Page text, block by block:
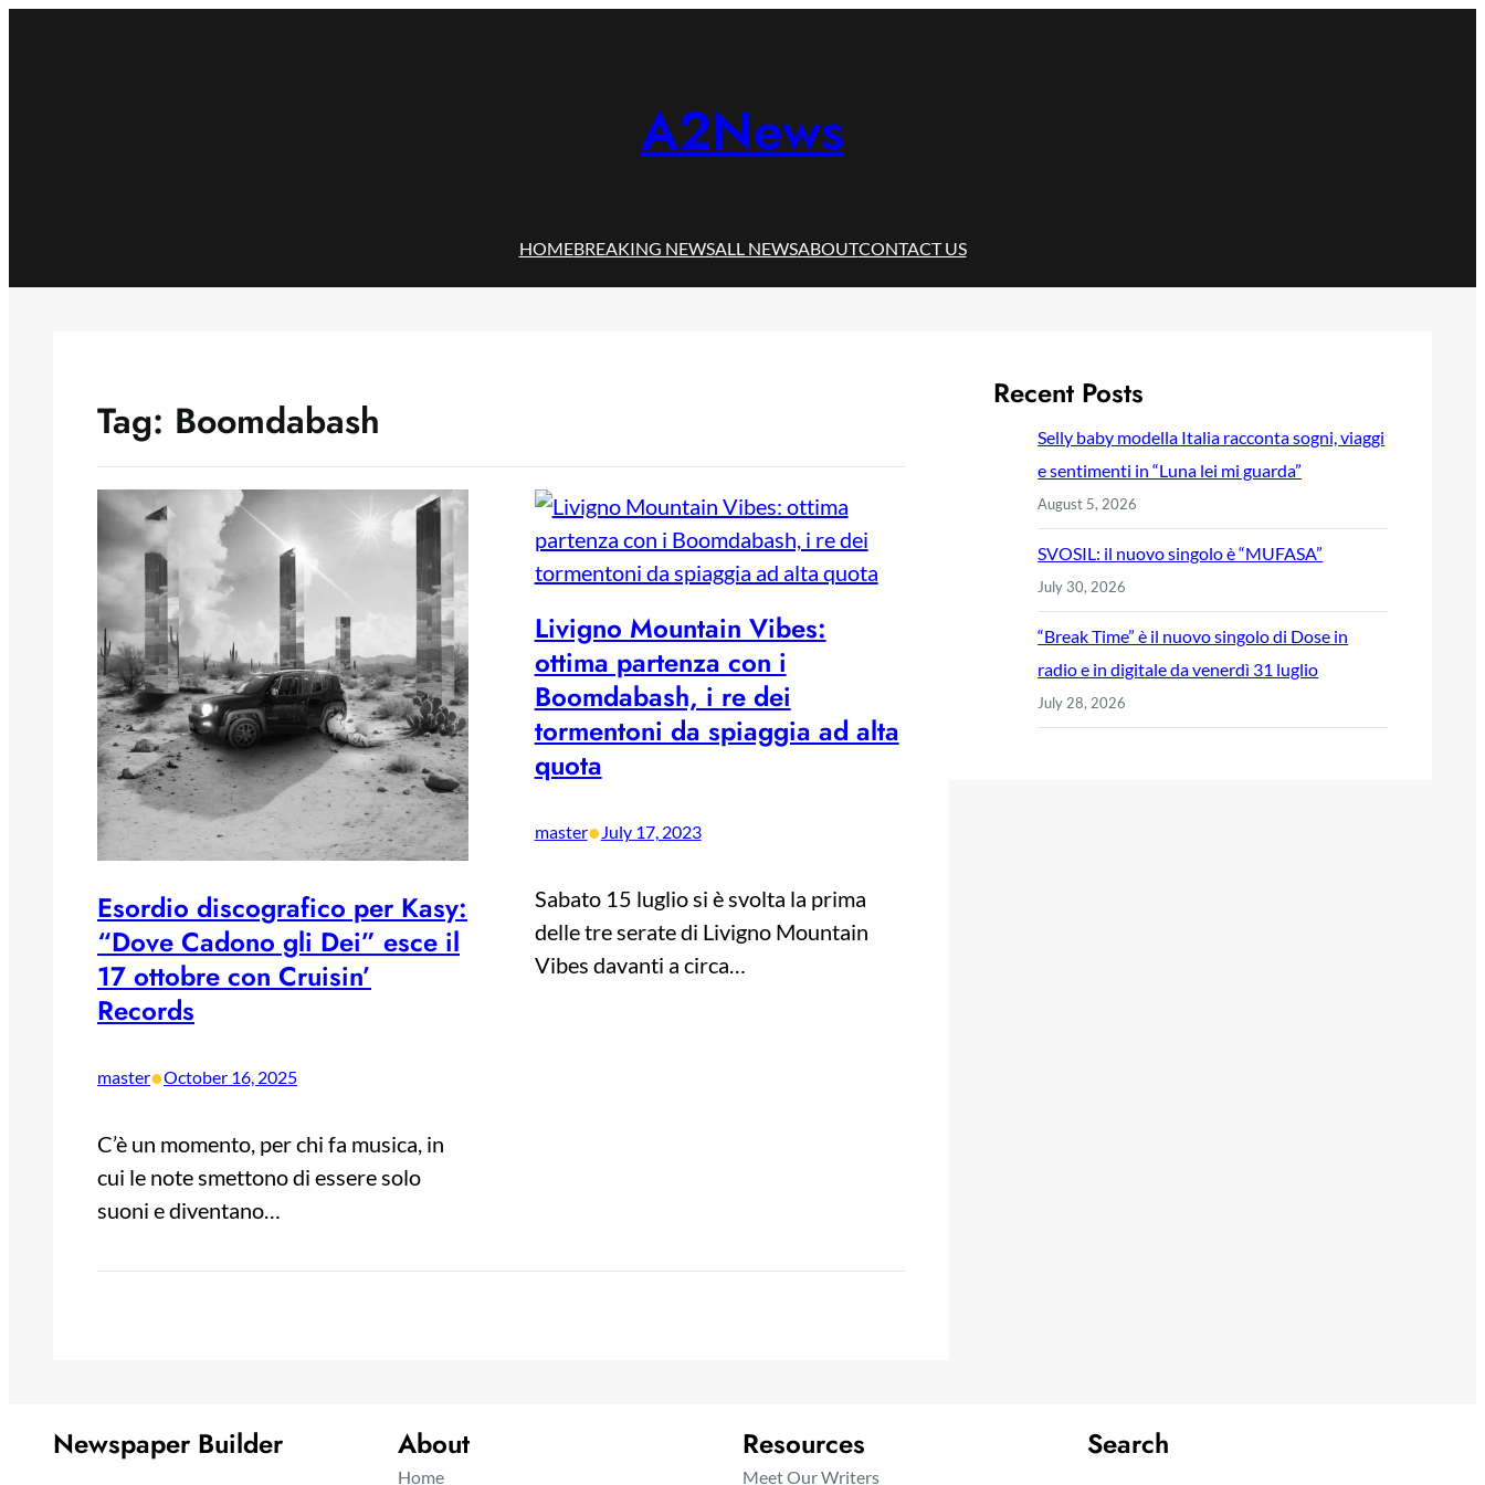
A2News
HOMEBREAKING NEWSALL NEWSABOUTCONTACT US
Tag: Boomdabash
Esordio discografico per Kasy:
“Dove Cadono gli Dei” esce il
17 ottobre con Cruisin’
Records
master•October 16, 2025
C’è un momento, per chi fa musica, in
cui le note smettono di essere solo
suoni e diventano…
Livigno Mountain Vibes:
ottima partenza con i
Boomdabash, i re dei
tormentoni da spiaggia ad alta
quota
master•July 17, 2023
Sabato 15 luglio si è svolta la prima
delle tre serate di Livigno Mountain
Vibes davanti a circa…
Recent Posts
Selly baby modella Italia racconta sogni, viaggi
e sentimenti in “Luna lei mi guarda”
August 5, 2026
SVOSIL: il nuovo singolo è “MUFASA”
July 30, 2026
“Break Time” è il nuovo singolo di Dose in
radio e in digitale da venerdì 31 luglio
July 28, 2026
Newspaper Builder About
Home
Resources
Meet Our Writers
Search